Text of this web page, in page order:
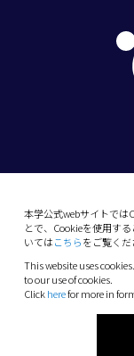
本学公式webサイトでは
とで、Cookieを使用す
いてはこちらをご覧くだ
This website uses
to our use of cookies.
Clickherefor more in
10-13 Dogo-
Phone: +81 89-